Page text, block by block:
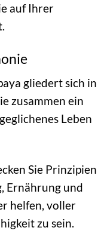
auf Ihrer
gliedert sich in
zusammen ein
Leben
Sie Prinzipien
Ernährung und
helfen, voller
zu sein.